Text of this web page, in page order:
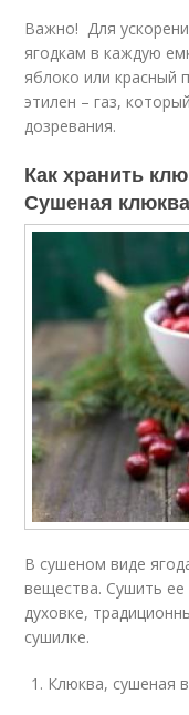
Важно! Для
ягодкам в каждую
яблоко или красный
этилен – газ,
дозревания.
Как хранить
Сушеная клюква
В сушеном виде
вещества. Сушить
духовке,
сушилке.
Клюква, сушеная